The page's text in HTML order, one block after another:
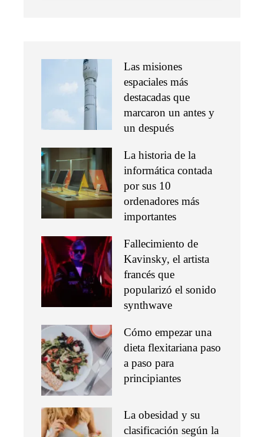
Las misiones
espaciales más
destacadas que
marcaron un antes y
un después
La historia de la
informática contada
por sus 10
ordenadores más
importantes
Fallecimiento de
Kavinsky, el artista
francés que
popularizó el sonido
synthwave
Cómo empezar una
dieta flexitariana paso
a paso para
principiantes
La obesidad y su
clasificación según la